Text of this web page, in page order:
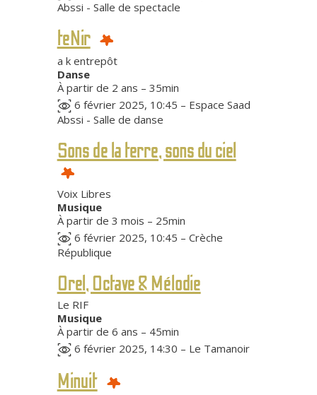
Abssi - Salle de spectacle
teNir
a k entrepôt
Danse
À partir de 2 ans – 35min
6 février 2025, 10:45 – Espace Saad
Abssi - Salle de danse
Sons de la terre, sons du ciel
Voix Libres
Musique
À partir de 3 mois – 25min
6 février 2025, 10:45 – Crèche
République
Orel, Octave & Mélodie
Le RIF
Musique
À partir de 6 ans – 45min
6 février 2025, 14:30 – Le Tamanoir
Minuit